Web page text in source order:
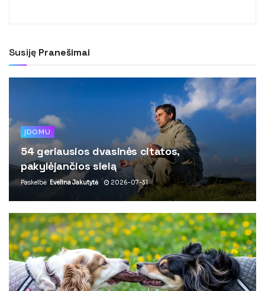
Susiję Pranešimai
ĮDOMU
54 geriausios dvasinės citatos,
pakylėjančios sielą
Paskelbė Evelina Jakutytė 2026-07-31